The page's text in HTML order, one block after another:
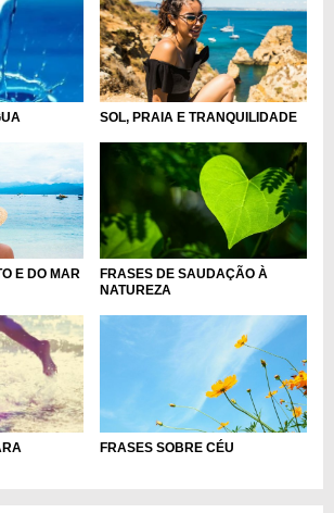
SOL, PRAIA E TRANQUILIDADE
E DO MAR
FRASES DE SAUDAÇÃO À
NATUREZA
FRASES SOBRE CÉU